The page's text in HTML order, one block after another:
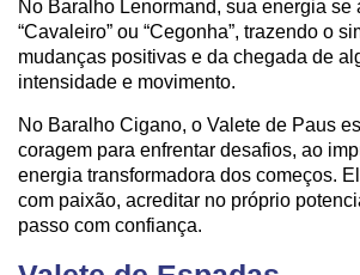
No Baralho Lenormand, sua energia se
“Cavaleiro” ou “Cegonha”, trazendo o
mudanças positivas e da chegada de
intensidade e movimento.
No Baralho Cigano, o Valete de Paus
coragem para enfrentar desafios, ao
energia transformadora dos começos.
com paixão, acreditar no próprio
passo com confiança.